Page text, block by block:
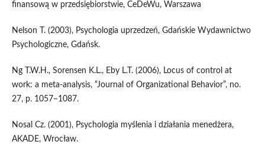
finansową w przedsiębiorstwie, CeDeWu, Warszawa
Nelson T. (2003), Psychologia uprzedzeń, Gdańskie Wydawnictwo
Psychologiczne, Gdańsk.
Ng T.W.H., Sorensen K.L., Eby L.T. (2006), Locus of control at
work: a meta-analysis, “Journal of Organizational Behavior”, no.
27, p. 1057–1087.
Nosal Cz. (2001), Psychologia myślenia i działania menedżera,
AKADE, Wrocław.